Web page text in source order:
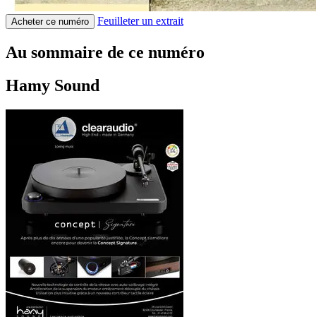
Acheter ce numéro Feuilleter un extrait
Au sommaire de ce numéro
Hamy Sound